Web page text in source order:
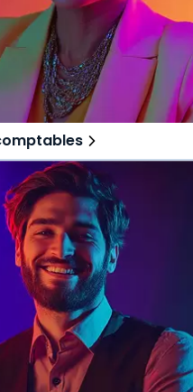
tout-en-un, spécialement
l'expert-comptable et ses
pour vous repérer dans
au quotidien.